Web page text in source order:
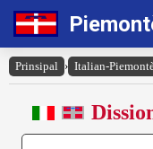
Prinsipal › Italian-